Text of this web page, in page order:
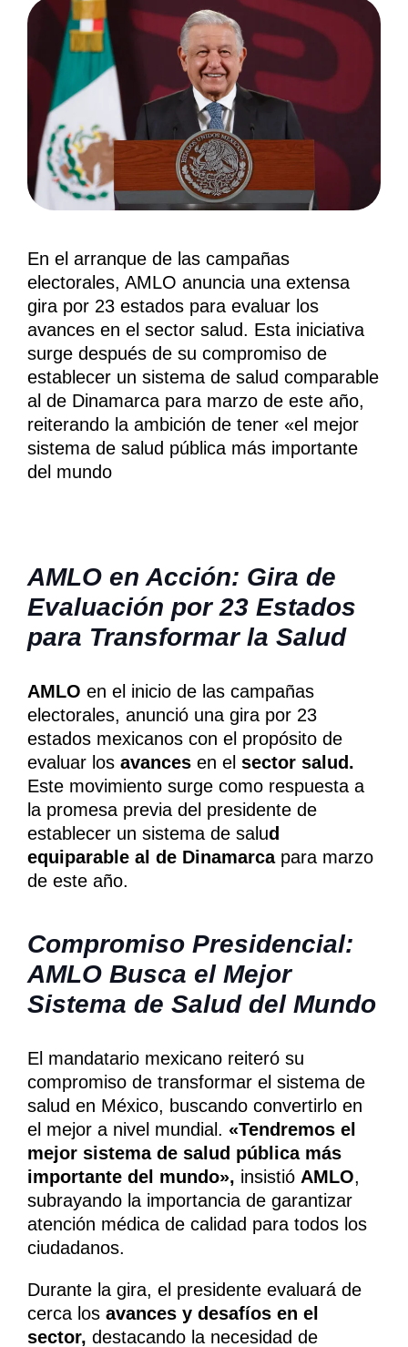
En el arranque de las campañas
electorales, AMLO anuncia una extensa
gira por 23 estados para evaluar los
avances en el sector salud. Esta iniciativa
surge después de su compromiso de
establecer un sistema de salud comparable
al de Dinamarca para marzo de este año,
reiterando la ambición de tener «el mejor
sistema de salud pública más importante
del mundo
AMLO en Acción: Gira de
Evaluación por 23 Estados
para Transformar la Salud
AMLO en el inicio de las campañas
electorales, anunció una gira por 23
estados mexicanos con el propósito de
evaluar los avances en el sector salud.
Este movimiento surge como respuesta a
la promesa previa del presidente de
establecer un sistema de salud
equiparable al de Dinamarcapara marzo
de este año.
Compromiso Presidencial:
AMLO Busca el Mejor
Sistema de Salud del Mundo
El mandatario mexicano reiteró su
compromiso de transformar el sistema de
salud en México, buscando convertirlo en
el mejor a nivel mundial. «Tendremos el
mejor sistema de salud pública más
importante del mundo», insistió AMLO,
subrayando la importancia de garantizar
atención médica de calidad para todos los
ciudadanos.
Durante la gira, el presidente evaluará de
cerca los avances y desafíos en el
sector, destacando la necesidad de